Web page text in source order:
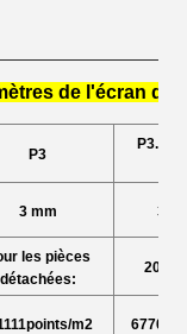
de l'écran
P3
P3. Je
3 mm
les pièces
détachées:
m2 67708